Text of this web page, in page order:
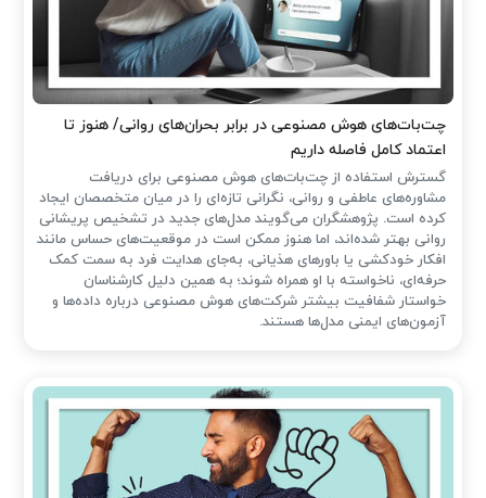
چت‌بات‌های هوش مصنوعی در برابر بحران‌های روانی/ هنوز تا
اعتماد کامل فاصله داریم
گسترش استفاده از چت‌بات‌های هوش مصنوعی برای دریافت
مشاوره‌های عاطفی و روانی، نگرانی تازه‌ای را در میان متخصصان ایجاد
کرده است. پژوهشگران می‌گویند مدل‌های جدید در تشخیص پریشانی
روانی بهتر شده‌اند، اما هنوز ممکن است در موقعیت‌های حساس مانند
افکار خودکشی یا باورهای هذیانی، به‌جای هدایت فرد به سمت کمک
حرفه‌ای، ناخواسته با او همراه شوند؛ به همین دلیل کارشناسان
خواستار شفافیت بیشتر شرکت‌های هوش مصنوعی درباره داده‌ها و
آزمون‌های ایمنی مدل‌ها هستند.